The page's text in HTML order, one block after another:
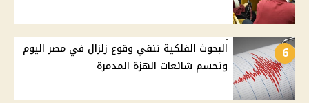
6
البحوث الفلكية تنفي وقوع زلزال في مصر اليوم
وتحسم شائعات الهزة المدمرة